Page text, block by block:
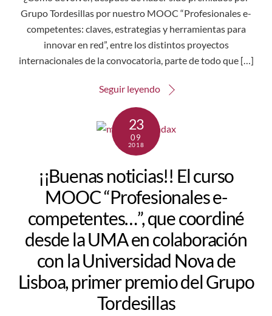
Grupo Tordesillas por nuestro MOOC “Profesionales e-
competentes: claves, estrategias y herramientas para
innovar en red”, entre los distintos proyectos
internacionales de la convocatoria, parte de todo que […]
Seguir leyendo
23
09
2018
¡¡Buenas noticias!! El curso
MOOC “Profesionales e-
competentes…”, que coordiné
desde la UMA en colaboración
con la Universidad Nova de
Lisboa, primer premio del Grupo
Tordesillas